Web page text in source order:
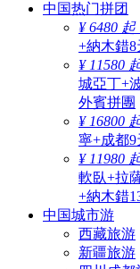
中国热门拼团
¥ 6480 起
+納木錯8
¥ 11580
城亞丁+
外賓拼團
¥ 16800
寧+成都9
¥ 11980
軟臥+拉
+納木錯
中国城市游
西藏旅游
新疆旅游